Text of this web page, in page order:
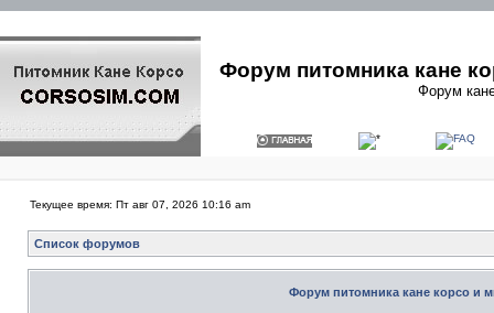
Форум питомника кане
Форум
Текущее время: Пт авг 07, 2026 10:16 am
Список форумов
Форум питомника кане корсо и